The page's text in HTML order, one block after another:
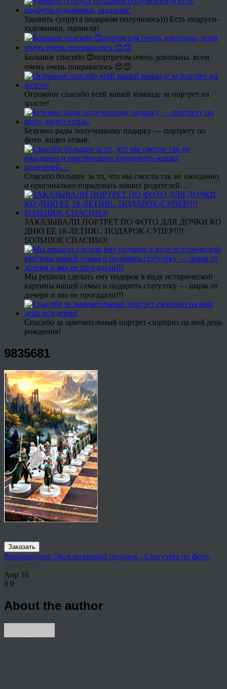
Удивить супруга подарком получилось))) Есть подруги-
художники, оценили!
Большое спасибо 😍портретом очень довольны, всем
очень очень понравилось 😍😍
Огромное спасибо всей вашей команде за портрет на
холсте!
Безумно рады полученному подарку — портрету по
фото, видео отзыв.
Спасибо большое за то, что мы смогли так не ожиданно
и оригинально порадовать наших родителей…
ЗАКАЗЫВАЛИ ПОРТРЕТ ПО ФОТО ДЛЯ ДОЧКИ КО
ДНЮ ЕЕ 18-ЛЕТИЯ!.. ПОДАРОК-СУПЕР!!!!
БОЛЬШОЕ СПАСИБО!
Мы решили сделать ему подарок в виде исторической
картины нашей семьи и подарить статуэтку — шарж от
дочери и мы не прогадали!!!
Спасибо за замечательный портрет-сюрприз на мой день
рождения!
9835681
Заказать
Рекомендуем: Эксклюзивный подарок - Статуэтка по фото.
Апр 16
8 0
About the author